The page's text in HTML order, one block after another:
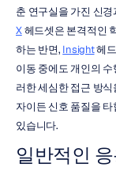
춘 연구실을 가진 신
X 헤드셋은 본격적인
하는 반면, Insight 헤
이동 중에도 개인의
러한 세심한 접근 방
자이든 신호 품질을
있습니다.
일반적인